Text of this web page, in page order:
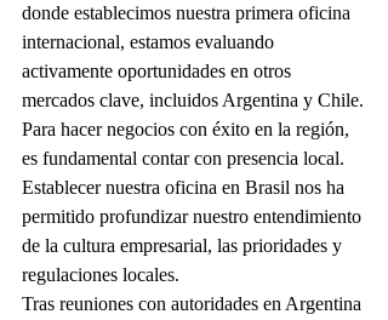
donde establecimos nuestra primera oficina
internacional, estamos evaluando
activamente oportunidades en otros
mercados clave, incluidos Argentina y Chile.
Para hacer negocios con éxito en la región,
es fundamental contar con presencia local.
Establecer nuestra oficina en Brasil nos ha
permitido profundizar nuestro entendimiento
de la cultura empresarial, las prioridades y
regulaciones locales.
Tras reuniones con autoridades en Argentina